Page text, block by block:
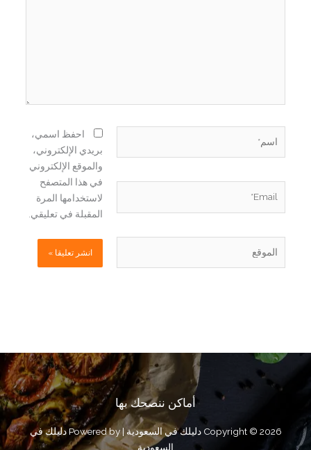
احفظ اسمي،
بريدي الإلكتروني،
والموقع الإلكتروني
في هذا المتصفح
لاستخدامها المرة
المقبلة في تعليقي.
أماكن ننصحك بها
Copyright © 2026 دليلك في السعودية | Powered by دليلك في
السعودية